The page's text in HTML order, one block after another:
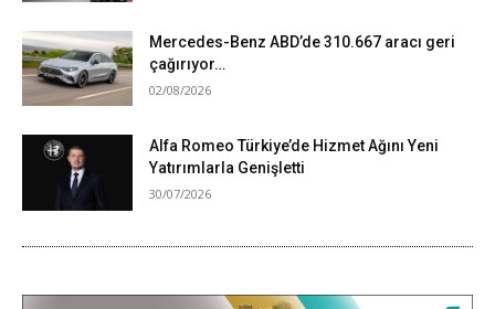
Mercedes-Benz ABD’de 310.667 aracı geri
çağırıyor…
02/08/2026
Alfa Romeo Türkiye’de Hizmet Ağını Yeni
Yatırımlarla Genişletti
30/07/2026